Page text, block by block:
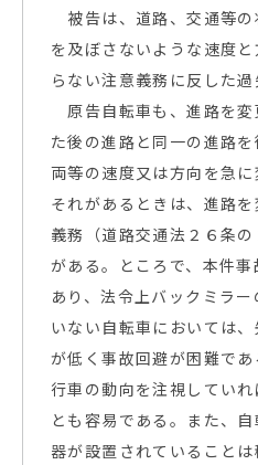
被告は、道路、交通等
を及ぼさないような速度
らない注意義務に反した過
原告自転車も、進路を変
た後の進路と同一の進路
両等の速度又は方向を急
それがあるときは、進路
義務（道路交通法２６条
がある。ところで、本件
あり、法令上バックミラ
いない自転車においては
が低く事故回避が困難で
行車の動向を注視してい
とも容易である。また、
器が設置されていること